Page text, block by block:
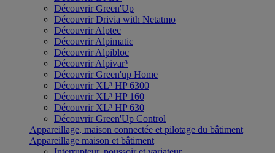
Découvrir Green'Up
Découvrir Drivia with Netatmo
Découvrir Alptec
Découvrir Alpimatic
Découvrir Alpibloc
Découvrir Alpivar³
Découvrir Green'up Home
Découvrir XL³ HP 6300
Découvrir XL³ HP 160
Découvrir XL³ HP 630
Découvrir Green'Up Control
Appareillage, maison connectée et pilotage du bâtiment
Appareillage maison et bâtiment